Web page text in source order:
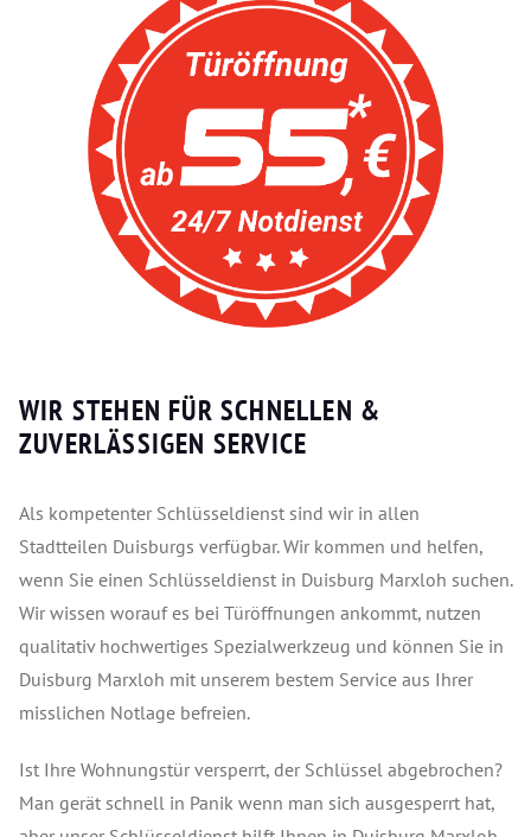
WIR STEHEN FÜR SCHNELLEN &
ZUVERLÄSSIGEN SERVICE
Als kompetenter Schlüsseldienst sind wir in allen
Stadtteilen Duisburgs verfügbar. Wir kommen und helfen,
wenn Sie einen Schlüsseldienst in Duisburg Marxloh suchen.
Wir wissen worauf es bei Türöffnungen ankommt, nutzen
qualitativ hochwertiges Spezialwerkzeug und können Sie in
Duisburg Marxloh mit unserem bestem Service aus Ihrer
misslichen Notlage befreien.
Ist Ihre Wohnungstür versperrt, der Schlüssel abgebrochen?
Man gerät schnell in Panik wenn man sich ausgesperrt hat,